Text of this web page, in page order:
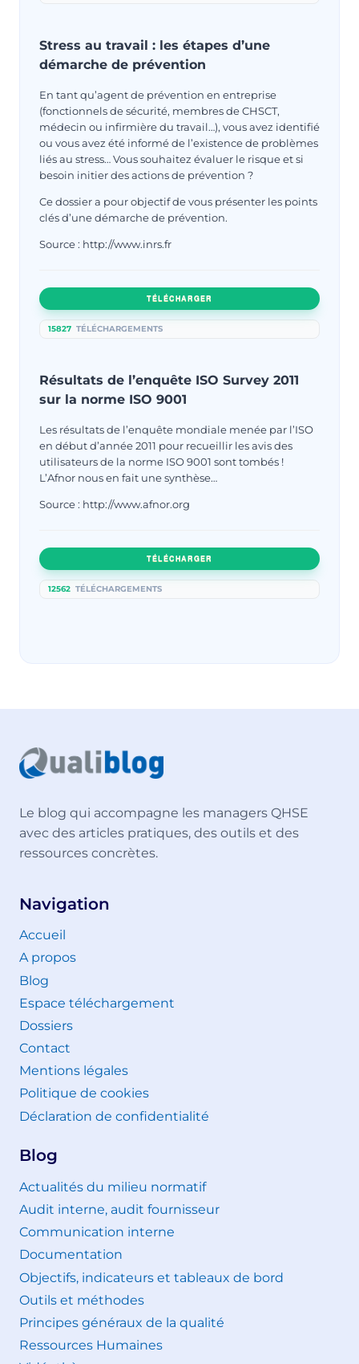
Stress au travail : les étapes d’une
démarche de prévention
En tant qu’agent de prévention en entreprise
(fonctionnels de sécurité, membres de CHSCT,
médecin ou infirmière du travail…), vous avez identifié
ou vous avez été informé de l’existence de problèmes
liés au stress… Vous souhaitez évaluer le risque et si
besoin initier des actions de prévention ?
Ce dossier a pour objectif de vous présenter les points
clés d’une démarche de prévention.
Source : http://www.inrs.fr
TÉLÉCHARGER
15827 TÉLÉCHARGEMENTS
Résultats de l’enquête ISO Survey 2011
sur la norme ISO 9001
Les résultats de l’enquête mondiale menée par l’ISO
en début d’année 2011 pour recueillir les avis des
utilisateurs de la norme ISO 9001 sont tombés !
L’Afnor nous en fait une synthèse…
Source : http://www.afnor.org
TÉLÉCHARGER
12562 TÉLÉCHARGEMENTS
Le blog qui accompagne les managers QHSE
avec des articles pratiques, des outils et des
ressources concrètes.
Navigation
Accueil
A propos
Blog
Espace téléchargement
Dossiers
Contact
Mentions légales
Politique de cookies
Déclaration de confidentialité
Blog
Actualités du milieu normatif
Audit interne, audit fournisseur
Communication interne
Documentation
Objectifs, indicateurs et tableaux de bord
Outils et méthodes
Principes généraux de la qualité
Ressources Humaines